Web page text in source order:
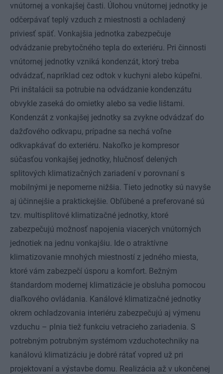
vnútornej a vonkajšej časti. Úlohou vnútornej jednotky je
odčerpávať teplý vzduch z miestnosti a ochladený
priviesť späť. Vonkajšia jednotka zabezpečuje
odvádzanie prebytočného tepla do exteriéru. Pri činnosti
vnútornej jednotky vzniká kondenzát, ktorý treba
odvádzať, napríklad cez odtok v kuchyni alebo kúpeľni.
Pri inštalácii sa potrubie na odvádzanie kondenzátu
obvykle zaseká do omietky alebo sa vedie lištami.
Kondenzát z vonkajšej jednotky sa zvykne odvádzať do
dažďového odkvapu, prípadne sa nechá voľne
odkvapkávať do exteriéru. Nakoľko je kompresor
súčasťou vonkajšej jednotky, hlučnosť delených
splitových klimatizačných zariadení v porovnaní s
mobilnými je nepomerne nižšia. Tieto jednotky sú navyše
aj účinnejšie a praktickejšie. Obľúbené a preferované sú
tzv. multisplitové klimatizačné jednotky, ktoré
zabezpečujú možnosť napojenia viacerých vnútorných
jednotiek na jednu vonkajšiu. Ide o atraktívne
klimatizovanie mnohých miestností z jedného miesta,
ktoré vám zabezpečí úsporu a komfort. Bežným
štandardom modernej klimatizácie je obsluha pomocou
diaľkového ovládania. Kanálové klimatizačné jednotky
okrem ochladzovania interiéru zabezpečujú aj výmenu
vzduchu – plnia tiež funkciu vetracieho zariadenia. S
potrebným potrubným systémom vzduchotechniky na
kanálovú klimatizáciu je dobré rátať vopred už pri
projektovaní a výstavbe domu. Realizácia až v ukončenej